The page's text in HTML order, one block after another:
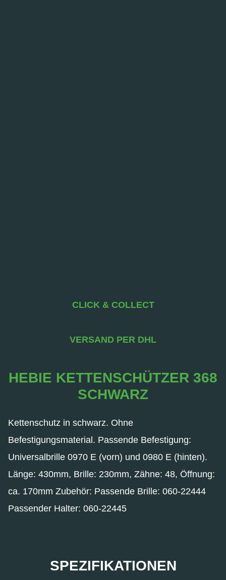
CLICK & COLLECT
VERSAND PER DHL
HEBIE KETTENSCHÜTZER 368
SCHWARZ
Kettenschutz in schwarz. Ohne
Befestigungsmaterial. Passende Befestigung:
Universalbrille 0970 E (vorn) und 0980 E (hinten).
Länge: 430mm, Brille: 230mm, Zähne: 48, Öffnung:
ca. 170mm Zubehör: Passende Brille: 060-22444
Passender Halter: 060-22445
SPEZIFIKATIONEN